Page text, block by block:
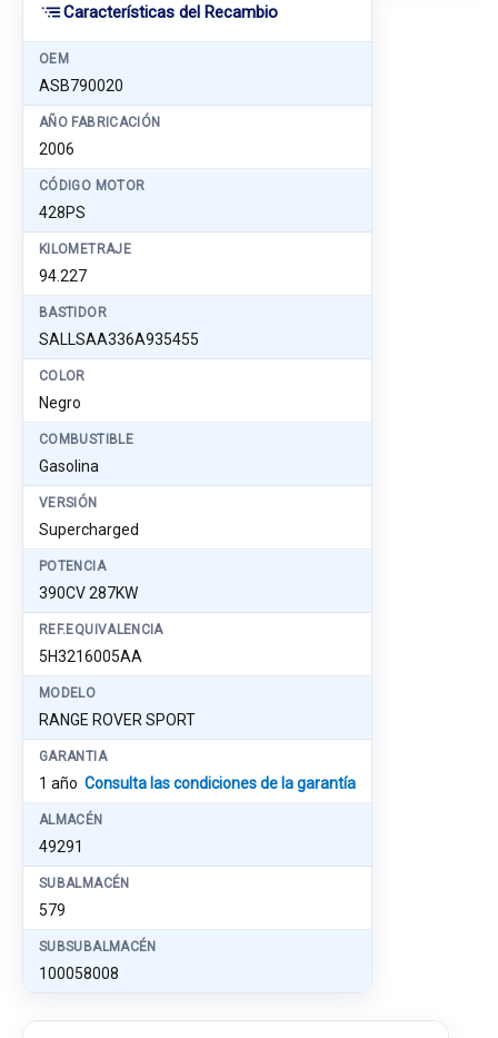
Características del Recambio
OEM
ASB790020
AÑO FABRICACIÓN
2006
CÓDIGO MOTOR
428PS
KILOMETRAJE
94.227
BASTIDOR
SALLSAA336A935455
COLOR
Negro
COMBUSTIBLE
Gasolina
VERSIÓN
Supercharged
POTENCIA
390CV 287KW
REF.EQUIVALENCIA
5H3216005AA
MODELO
RANGE ROVER SPORT
GARANTIA
1 año Consulta las condiciones de la garantía
ALMACÉN
49291
SUBALMACÉN
579
SUBSUBALMACÉN
100058008